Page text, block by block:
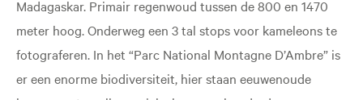
Madagaskar. Primair regenwoud tussen de 800 en 1470
meter hoog. Onderweg een 3 tal stops voor kameleons te
fotograferen. In het “Parc National Montagne D’Ambre” is
er een enorme biodiversiteit, hier staan eeuwenoude